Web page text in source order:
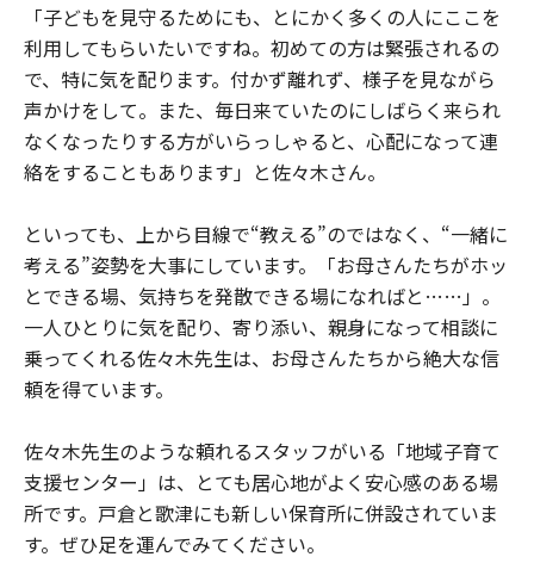
「子どもを見守るためにも、とにかく多くの人にここを
利用してもらいたいですね。初めての方は緊張されるの
で、特に気を配ります。付かず離れず、様子を見ながら
声かけをして。また、毎日来ていたのにしばらく来られ
なくなったりする方がいらっしゃると、心配になって連
絡をすることもあります」と佐々木さん。
といっても、上から目線で“教える”のではなく、“一緒に
考える”姿勢を大事にしています。「お母さんたちがホッ
とできる場、気持ちを発散できる場になればと……」。
一人ひとりに気を配り、寄り添い、親身になって相談に
乗ってくれる佐々木先生は、お母さんたちから絶大な信
頼を得ています。
佐々木先生のような頼れるスタッフがいる「地域子育て
支援センター」は、とても居心地がよく安心感のある場
所です。戸倉と歌津にも新しい保育所に併設されていま
す。ぜひ足を運んでみてください。